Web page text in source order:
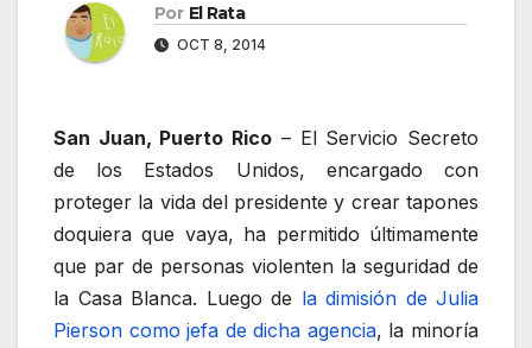
Por El Rata
OCT 8, 2014
San Juan, Puerto Rico – El Servicio Secreto
de los Estados Unidos, encargado con
proteger la vida del presidente y crear tapones
doquiera que vaya, ha permitido últimamente
que par de personas violenten la seguridad de
la Casa Blanca. Luego de la dimisión de Julia
Pierson como jefa de dicha agencia, la minoría